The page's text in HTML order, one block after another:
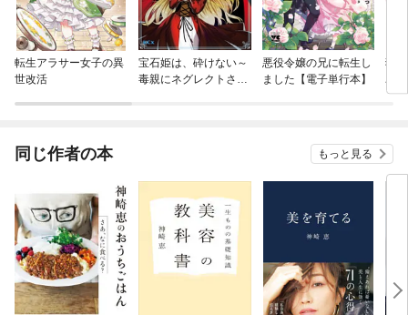
転生アラサー女子の異
世改活
宝石姫は、砕けない～
毒親にネグレクトされ
悪役令嬢の兄に転生し
ました【電子単行本】
猫
単
同じ作者の本 もっと見る